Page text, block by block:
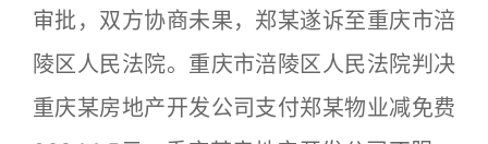
审批，双方协商未果，郑某遂诉至重庆市涪
陵区人民法院。重庆市涪陵区人民法院判决
重庆某房地产开发公司支付郑某物业减免费